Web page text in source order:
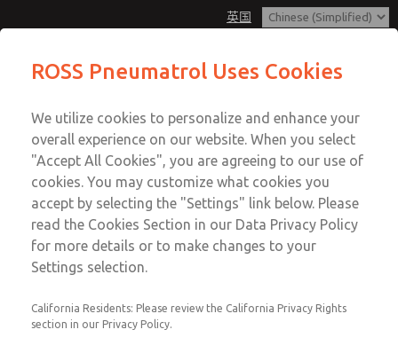
英国
账户
登录
注册
< 返回文章
气动
ROSS Pneumatrol Uses Cookies
We utilize cookies to personalize and enhance your
overall experience on our website. When you select
"Accept All Cookies", you are agreeing to our use of
cookies. You may customize what cookies you
accept by selecting the "Settings" link below. Please
read the Cookies Section in our Data Privacy Policy
for more details or to make changes to your
Settings selection.
California Residents: Please review the California Privacy Rights
section in our Privacy Policy.